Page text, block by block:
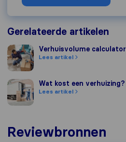
Gerelateerde artikelen
Verhuisvolume calculator
Verhuisvolume calculator
Lees artikel
Wat kost een verhuizing?
Wat kost een verhuizing?
Lees artikel
Reviewbronnen